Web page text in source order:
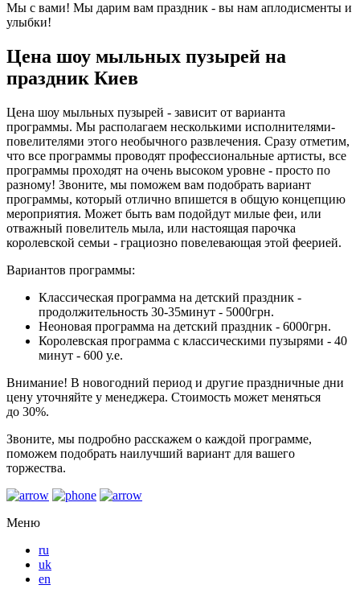
Мы с вами! Мы дарим вам праздник - вы нам аплодисменты и
улыбки!
Цена шоу мыльных пузырей на
праздник Киев
Цена шоу мыльных пузырей - зависит от варианта
программы. Мы располагаем несколькими исполнителями-
повелителями этого необычного развлечения. Сразу отметим,
что все программы проводят профессиональные артисты, все
программы проходят на очень высоком уровне - просто по
разному! Звоните, мы поможем вам подобрать вариант
программы, который отлично впишется в общую концепцию
мероприятия. Может быть вам подойдут милые феи, или
отважный повелитель мыла, или настоящая парочка
королевской семьи - грациозно повелевающая этой феерией.
Вариантов программы:
Классическая программа на детский праздник -
продолжительность 30-35минут - 5000грн.
Неоновая программа на детский праздник - 6000грн.
Королевская программа с классическими пузырями - 40
минут - 600 у.е.
Внимание! В новогодний период и другие праздничные дни
цену уточняйте у менеджера. Стоимость может меняться
до 30%.
Звоните, мы подробно расскажем о каждой программе,
поможем подобрать наилучший вариант для вашего
торжества.
Меню
ru
uk
en